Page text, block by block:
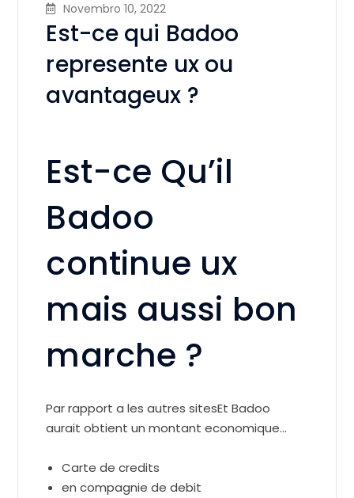
Novembro 10, 2022
Est-ce qui Badoo
represente ux ou
avantageux ?
Est-ce Qu’il
Badoo
continue ux
mais aussi bon
marche ?
Par rapport a les autres sitesEt Badoo
aurait obtient un montant economique…
Carte de credits
en compagnie de debit